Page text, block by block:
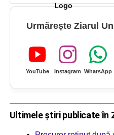
Urmărește Ziarul
YouTube Instagram WhatsApp
Ultimele știri publicate în